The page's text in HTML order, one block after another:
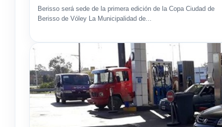
Berisso será sede de la primera edición de la Copa Ciudad de
Berisso de Vóley La Municipalidad de...